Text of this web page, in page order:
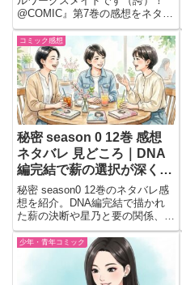
た
@COMIC』第7巻の感想をネタバ
レありで紹介。ぶれないメイド魂
やお嬢様との関係、笑える掛け合
いなど見どころを会話形式でまと
めました。
コミック感想
秘密 season 0 12巻 感想
ネタバレ 見どころ｜DNA
編完結で薪の選択が深く胸
に残る
秘密 season0 12巻のネタバレ感
想を紹介。DNA編完結で描かれ
た薪の決断や星乃と要の関係、人
は遺伝で決まるのかというテーマ
まで、読後の余韻を会話形式で語
少年・青年コミック